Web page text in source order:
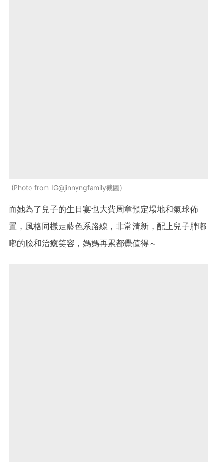
Photo from IG@jinnyngfamily截圖
而她為了兒子的生日宴也大費周章預定場地和氣球佈
置，風格同樣走藍色系路線，非常清新，配上兒子胖嘟
嘟的臉和治癒笑容，媽媽再累都覺值得～